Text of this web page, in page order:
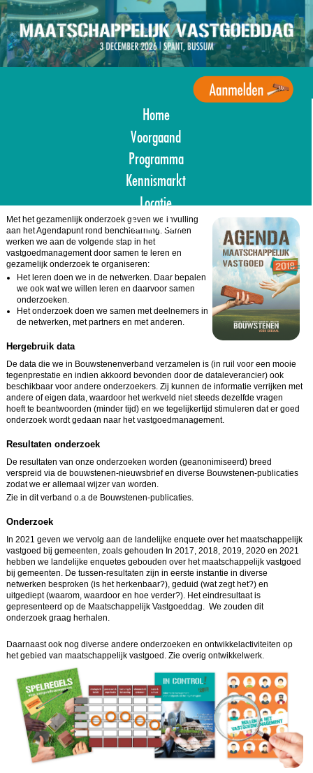
Overslaan
en
naar
de
inhoud
gaan
Home
Voorgaand
Programma
Kennismarkt
Locatie
Aanmelden
Met het gezamenlijk onderzoek geven we invulling
aan het Agendapunt rond benchlearning. Samen
werken we aan de volgende stap in het
vastgoedmanagement door samen te leren en
gezamelijk onderzoek te organiseren:
Het leren doen we in de netwerken. Daar bepalen
we ook wat we willen leren en daarvoor samen
onderzoeken.
Het onderzoek doen we samen met deelnemers in
de netwerken, met partners en met anderen.
Hergebruik data
De data die we in Bouwstenenverband verzamelen is (in ruil voor een mooie
tegenprestatie en indien akkoord bevonden door de dataleverancier) ook
beschikbaar voor andere onderzoekers. Zij kunnen de informatie verrijken met
andere of eigen data, waardoor het werkveld niet steeds dezelfde vragen
hoeft te beantwoorden (minder tijd) en we tegelijkertijd stimuleren dat er goed
onderzoek wordt gedaan naar het vastgoedmanagement.
Resultaten onderzoek
De resultaten van onze onderzoeken worden (geanonimiseerd) breed
verspreid via de bouwstenen-nieuwsbrief en diverse Bouwstenen-publicaties
zodat we er allemaal wijzer van worden.
Zie in dit verband o.a de Bouwstenen-publicaties.
Onderzoek
In 2021 geven we vervolg aan de landelijke enquete over het maatschappelijk
vastgoed bij gemeenten, zoals gehouden In 2017, 2018, 2019, 2020 en 2021
hebben we landelijke enquetes gebouden over het maatschappelijk vastgoed
bij gemeenten. De tussen-resultaten zijn in eerste instantie in diverse
netwerken besproken (is het herkenbaar?), geduid (wat zegt het?) en
uitgediept (waarom, waardoor en hoe verder?). Het eindresultaat is
gepresenteerd op de Maatschappelijk Vastgoeddag. We zouden dit
onderzoek graag herhalen.
Daarnaast ook nog diverse andere onderzoeken en ontwikkelactiviteiten op
het gebied van maatschappelijk vastgoed. Zie overig ontwikkelwerk.